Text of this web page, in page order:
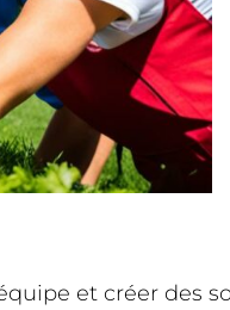
et créer des